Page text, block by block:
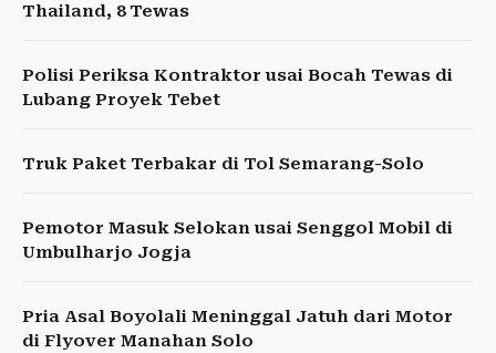
Thailand, 8 Tewas
Polisi Periksa Kontraktor usai Bocah Tewas di
Lubang Proyek Tebet
Truk Paket Terbakar di Tol Semarang-Solo
Pemotor Masuk Selokan usai Senggol Mobil di
Umbulharjo Jogja
Pria Asal Boyolali Meninggal Jatuh dari Motor
di Flyover Manahan Solo